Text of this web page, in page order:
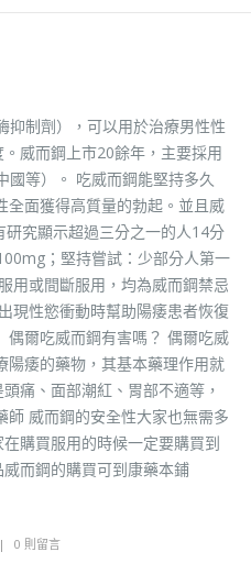
抑制劑），可以用於治療男性性
威而鋼上市20餘年，主要採用
國等）。 吃威而鋼能堅持多久
全面獲得高質量的勃起。並且威
究顯示超過三分之一的人14分
；堅持嘗試：少部分人第一
用或間斷服用，均為威而鋼禁忌
現性慾衝動時幫助陽痿患者恢復
偶爾吃威而鋼有害嗎？ 偶爾吃威
陽痿的藥物，其基本藥理作用就
痛、面部潮紅、胃部不適等，
威而鋼的安全性大家也無需多
購買服用的時候一定要購買到
而鋼的購買可到康藥本鋪
0 則留言